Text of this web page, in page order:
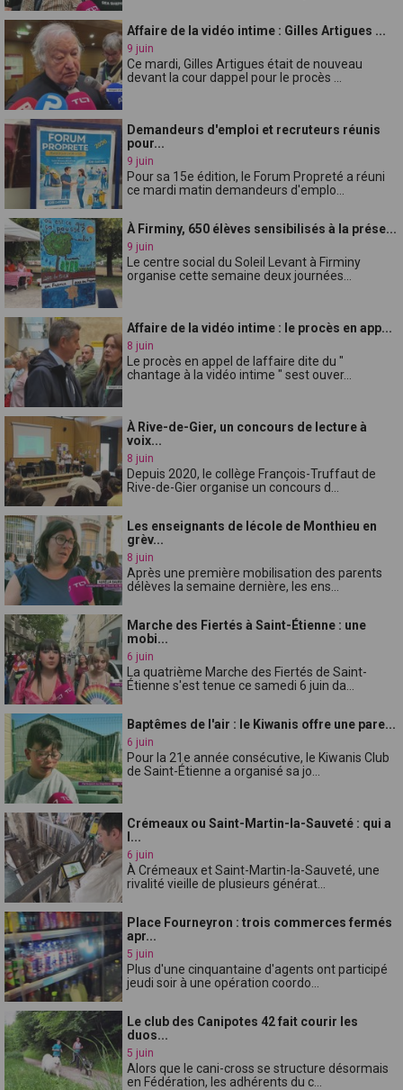
Affaire de la vidéo intime : Gilles Artigues ...
9 juin
Ce mardi, Gilles Artigues était de nouveau
devant la cour dappel pour le procès ...
Demandeurs d'emploi et recruteurs réunis
pour...
9 juin
Pour sa 15e édition, le Forum Propreté a réuni
ce mardi matin demandeurs d'emplo...
À Firminy, 650 élèves sensibilisés à la prése...
9 juin
Le centre social du Soleil Levant à Firminy
organise cette semaine deux journées...
Affaire de la vidéo intime : le procès en app...
8 juin
Le procès en appel de laffaire dite du "
chantage à la vidéo intime " sest ouver...
À Rive-de-Gier, un concours de lecture à
voix...
8 juin
Depuis 2020, le collège François-Truffaut de
Rive-de-Gier organise un concours d...
Les enseignants de lécole de Monthieu en
grèv...
8 juin
Après une première mobilisation des parents
délèves la semaine dernière, les ens...
Marche des Fiertés à Saint-Étienne : une
mobi...
6 juin
La quatrième Marche des Fiertés de Saint-
Étienne s'est tenue ce samedi 6 juin da...
Baptêmes de l'air : le Kiwanis offre une pare...
6 juin
Pour la 21e année consécutive, le Kiwanis Club
de Saint-Étienne a organisé sa jo...
Crémeaux ou Saint-Martin-la-Sauveté : qui a
l...
6 juin
À Crémeaux et Saint-Martin-la-Sauveté, une
rivalité vieille de plusieurs générat...
Place Fourneyron : trois commerces fermés
apr...
5 juin
Plus d'une cinquantaine d'agents ont participé
jeudi soir à une opération coordo...
Le club des Canipotes 42 fait courir les
duos...
5 juin
Alors que le cani-cross se structure désormais
en Fédération, les adhérents du c...